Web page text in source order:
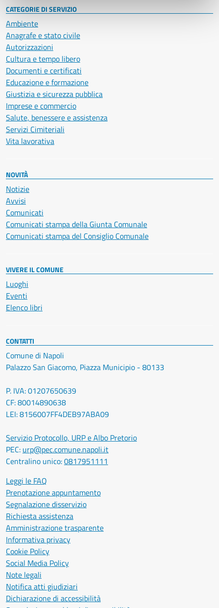
CATEGORIE DI SERVIZIO
Ambiente
Anagrafe e stato civile
Autorizzazioni
Cultura e tempo libero
Documenti e certificati
Educazione e formazione
Giustizia e sicurezza pubblica
Imprese e commercio
Salute, benessere e assistenza
Servizi Cimiteriali
Vita lavorativa
NOVITÀ
Notizie
Avvisi
Comunicati
Comunicati stampa della Giunta Comunale
Comunicati stampa del Consiglio Comunale
VIVERE IL COMUNE
Luoghi
Eventi
Elenco libri
CONTATTI
Comune di Napoli
Palazzo San Giacomo, Piazza Municipio - 80133
P. IVA: 01207650639
CF: 80014890638
LEI: 8156007FF4DEB97ABA09
Servizio Protocollo, URP e Albo Pretorio
PEC: urp@pec.comune.napoli.it
Centralino unico:0817951111
Leggi le FAQ
Prenotazione appuntamento
Segnalazione disservizio
Richiesta assistenza
Amministrazione trasparente
Informativa privacy
Cookie Policy
Social Media Policy
Note legali
Notifica atti giudiziari
Dichiarazione di accessibilità